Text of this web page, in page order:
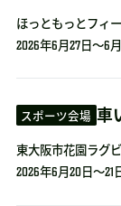
ほっともっとフィ
2026年6月27日～6
スポーツ会場 車
東大阪市花園ラグ
2026年6月20日～21